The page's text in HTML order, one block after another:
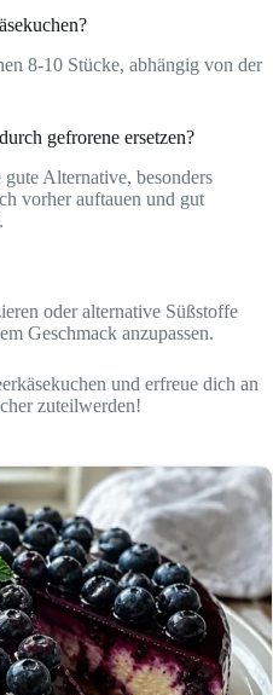
8-10 Stücke, abhängig von der
gefrorene ersetzen?
Alternative, besonders
vorher auftauen und gut
oder alternative Süßstoffe
Geschmack anzupassen.
und erfreue dich an
zuteilwerden!